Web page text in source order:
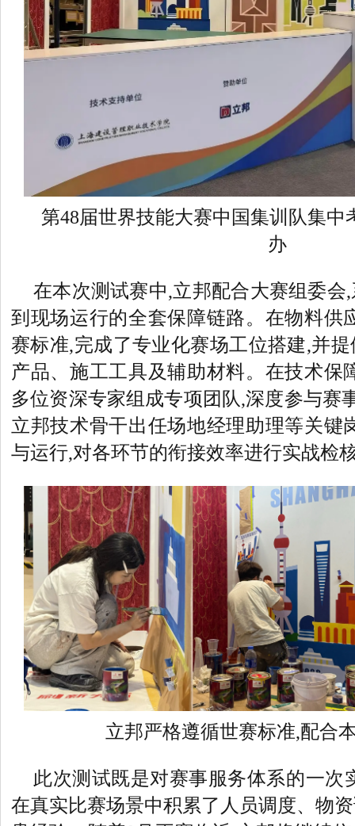
第48届世界技能大赛中国集训队集中
办
在本次测试赛中,立邦配合大赛组委会
到现场运行的全套保障链路。在物料供
赛标准,完成了专业化赛场工位搭建,并
产品、施工工具及辅助材料。在技术保
多位资深专家组成专项团队,深度参与赛
立邦技术骨干出任场地经理助理等关键
与运行,对各环节的衔接效率进行实战检
立邦严格遵循世赛标准,配合
此次测试既是对赛事服务体系的一次
在真实比赛场景中积累了人员调度、物